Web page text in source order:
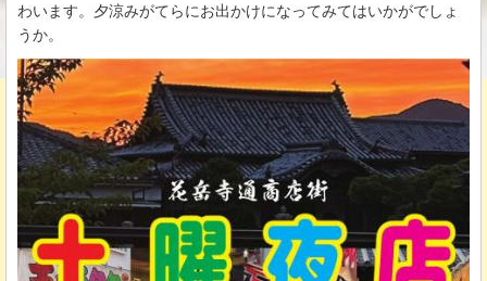
わいます。夕涼みがてらにお出かけになってみてはいかがでしょ
うか。